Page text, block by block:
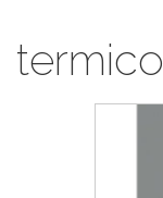
termico